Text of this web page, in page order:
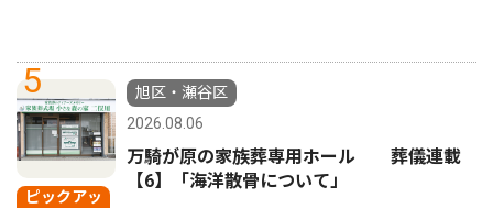
5
ピックアッ
旭区・瀬谷区
2026.08.06
万騎が原の家族葬専用ホール 葬儀連載
【6】「海洋散骨について」